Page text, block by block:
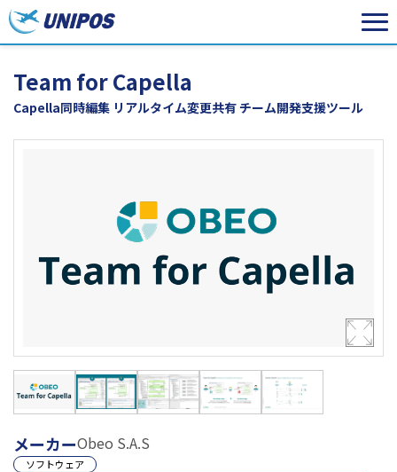
Team for Capella
Capella同時編集 リアルタイム変更共有 チーム開発支援ツール
メーカーObeo S.A.S
ソフトウェア